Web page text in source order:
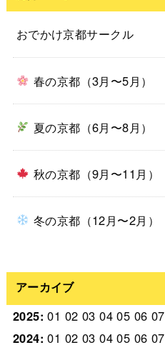
おでかけ京都サークル
春の京都（3月〜5月）
夏の京都（6月〜8月）
秋の京都（9月〜11月）
冬の京都（12月〜2月）
アーカイブ
2025:01 02 03 04 05 06 07
2024:01 02 03 04 05 06 07